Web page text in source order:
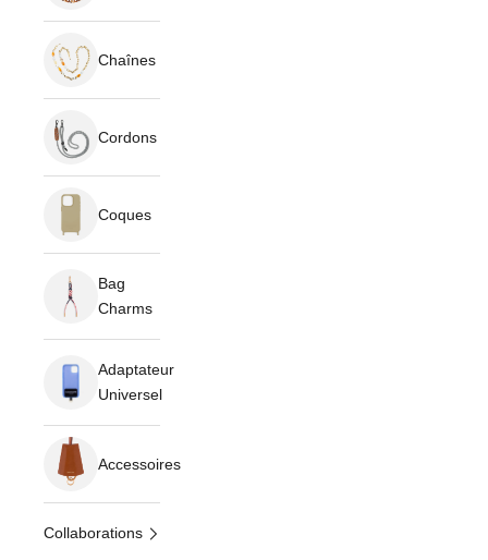
Chaînes
Cordons
Coques
Bag
Charms
Adaptateur
Universel
Accessoires
Collaborations